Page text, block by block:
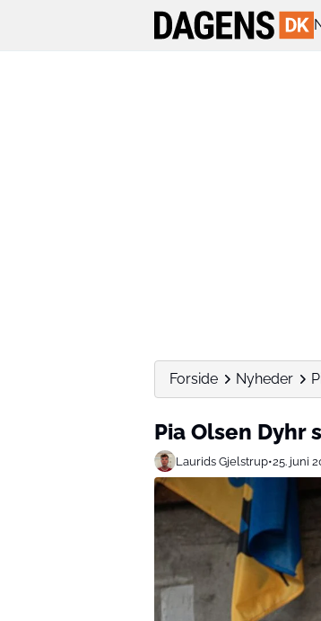
Forside Nyheder
Pia Olsen Dyhr
Laurids Gjelstrup•25. juni